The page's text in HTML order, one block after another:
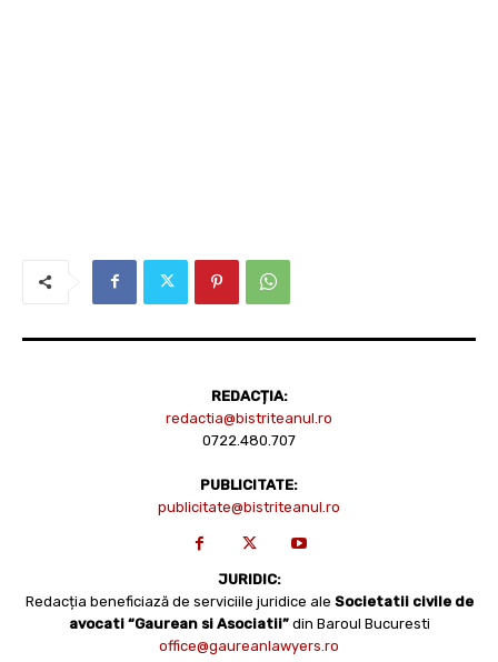
REDACȚIA:
redactia@bistriteanul.ro
0722.480.707
PUBLICITATE:
publicitate@bistriteanul.ro
JURIDIC:
Redacția beneficiază de serviciile juridice ale Societatii civile de
avocati “Gaurean si Asociatii” din Baroul Bucuresti
office@gaureanlawyers.ro